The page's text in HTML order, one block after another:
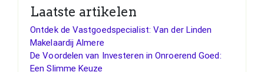
Laatste artikelen
Ontdek de Vastgoedspecialist: Van der Linden
Makelaardij Almere
De Voordelen van Investeren in Onroerend Goed:
Een Slimme Keuze